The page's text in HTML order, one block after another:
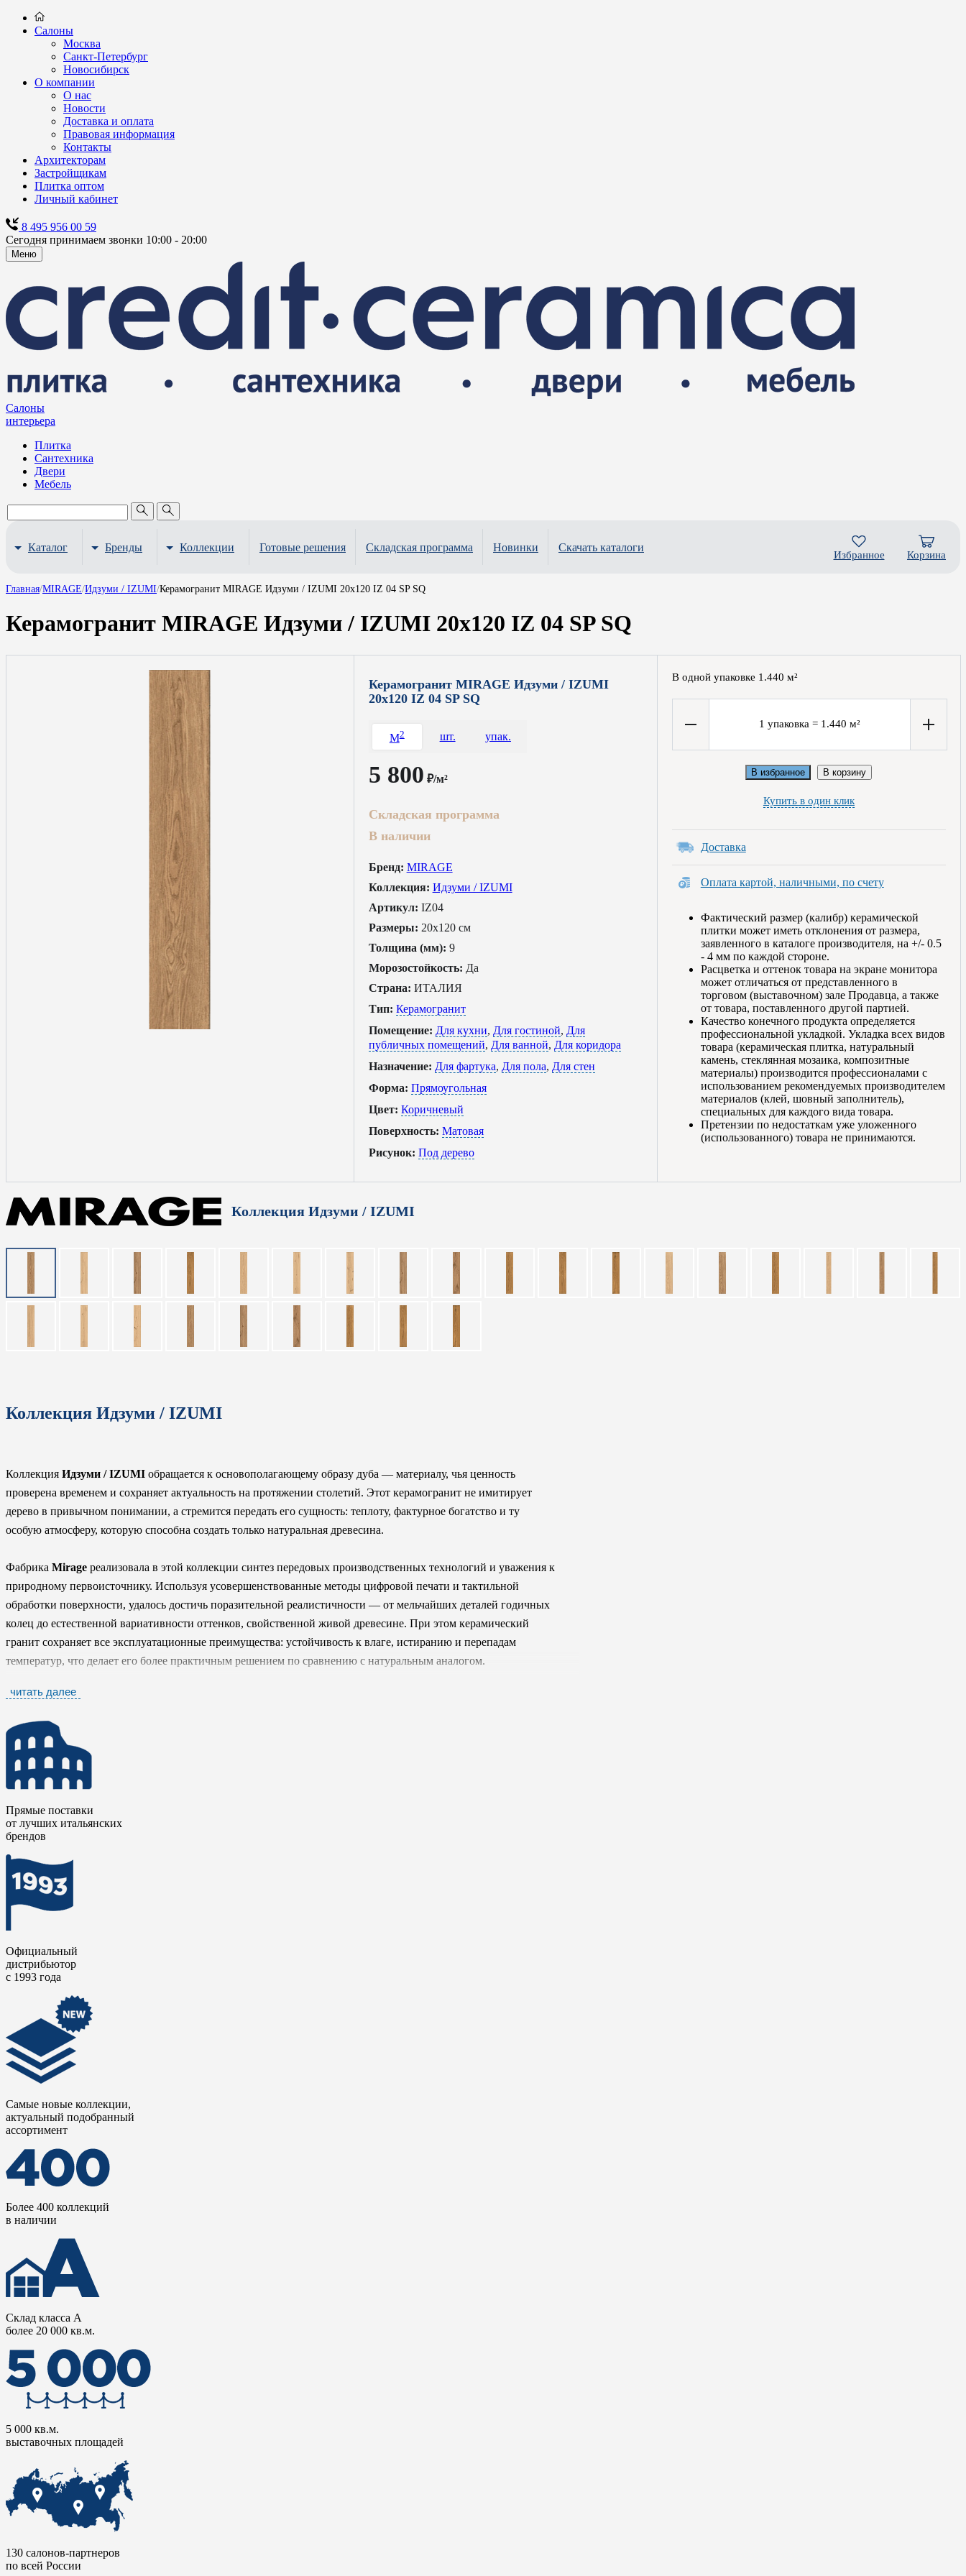
Салоны
Москва
Санкт-Петербург
Новосибирск
О компании
О нас
Новости
Доставка и оплата
Правовая информация
Контакты
Архитекторам
Застройщикам
Плитка оптом
Личный кабинет
8 495 956 00 59
Сегодня принимаем звонки 10:00 - 20:00
Меню
Салоны
интерьера
Плитка
Сантехника
Двери
Мебель
Каталог Бренды Коллекции Готовые решения Складская программа Новинки Скачать каталоги
Избранное Корзина
Главная/MIRAGE/Идзуми / IZUMI/Керамогранит MIRAGE Идзуми / IZUMI 20x120 IZ 04 SP SQ
Керамогранит MIRAGE Идзуми / IZUMI 20x120 IZ 04 SP SQ
Керамогранит MIRAGE Идзуми / IZUMI
20x120 IZ 04 SP SQ
M2 шт. упак.
5 800 ₽/м²
Складская программа
В наличии
Бренд: MIRAGE
Коллекция: Идзуми / IZUMI
Артикул: IZ04
Размеры: 20x120 см
Толщина (мм): 9
Морозостойкость: Да
Страна: ИТАЛИЯ
Тип: Керамогранит
Помещение: Для кухни, Для гостиной, Для
публичных помещений, Для ванной, Для коридора
Назначение: Для фартука, Для пола, Для стен
Форма: Прямоугольная
Цвет: Коричневый
Поверхность: Матовая
Рисунок: Под дерево
В одной упаковке 1.440 м²
1 упаковка = 1.440 м²
В избранное В корзину
Купить в один клик
Доставка
Оплата картой, наличными, по счету
Фактический размер (калибр) керамической
плитки может иметь отклонения от размера,
заявленного в каталоге производителя, на +/- 0.5
- 4 мм по каждой стороне.
Расцветка и оттенок товара на экране монитора
может отличаться от представленного в
торговом (выставочном) зале Продавца, а также
от товара, поставленного другой партией.
Качество конечного продукта определяется
профессиональной укладкой. Укладка всех видов
товара (керамическая плитка, натуральный
камень, стеклянная мозаика, композитные
материалы) производится профессионалами с
использованием рекомендуемых производителем
материалов (клей, шовный заполнитель),
специальных для каждого вида товара.
Претензии по недостаткам уже уложенного
(использованного) товара не принимаются.
Коллекция Идзуми / IZUMI
Коллекция Идзуми / IZUMI
Коллекция Идзуми / IZUMI обращается к основополагающему образу дуба — материалу, чья ценность
проверена временем и сохраняет актуальность на протяжении столетий. Этот керамогранит не имитирует
дерево в привычном понимании, а стремится передать его сущность: теплоту, фактурное богатство и ту
особую атмосферу, которую способна создать только натуральная древесина.
Фабрика Mirage реализовала в этой коллекции синтез передовых производственных технологий и уважения к
природному первоисточнику. Используя усовершенствованные методы цифровой печати и тактильной
обработки поверхности, удалось достичь поразительной реалистичности — от мельчайших деталей годичных
колец до естественной вариативности оттенков, свойственной живой древесине. При этом керамический
гранит сохраняет все эксплуатационные преимущества: устойчивость к влаге, истиранию и перепадам
температур, что делает его более практичным решением по сравнению с натуральным аналогом.
Эстетика коллекции
для современных интерьеров, где ценится чистота линий и естественность текстур. Такая универсальность
позволяет использовать данный керамогранит в широком спектре интерьеров - скандинавский, прованс,
кантри и других.
природой, но адаптированного под ритм современной жизни.
читать далее
Прямые поставки
от лучших итальянских
брендов
Официальный
дистрибьютор
с 1993 года
Самые новые коллекции,
актуальный подобранный
ассортимент
Более 400 коллекций
в наличии
Склад класса А
более 20 000 кв.м.
5 000 кв.м.
выставочных площадей
130 салонов-партнеров
по всей России